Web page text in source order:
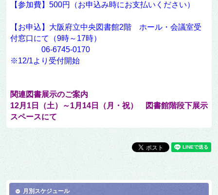
【参加費】500円（お申込み時にお支払いください）
【お申込】大阪府立中央図書館2階 ホール・会議室受
付窓口にて（9時～17時）
06-6745-0170
※12/1より受付開始
関連図書展示のご案内
12月1日（土）～1月14日（月・祝）
図書館階段下展示
スペースにて
月別スケジュール